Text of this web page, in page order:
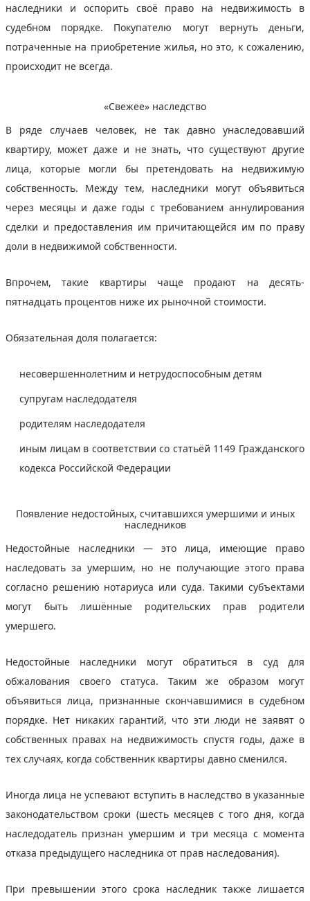
наследники и оспорить своё право на недвижимость в
судебном порядке. Покупателю могут вернуть деньги,
потраченные на приобретение жилья, но это, к сожалению,
происходит не всегда.
«Свежее» наследство
В ряде случаев человек, не так давно унаследовавший
квартиру, может даже и не знать, что существуют другие
лица, которые могли бы претендовать на недвижимую
собственность. Между тем, наследники могут объявиться
через месяцы и даже годы с требованием аннулирования
сделки и предоставления им причитающейся им по праву
доли в недвижимой собственности.
Впрочем, такие квартиры чаще продают на десять-
пятнадцать процентов ниже их рыночной стоимости.
Обязательная доля полагается:
несовершеннолетним и нетрудоспособным детям
супругам наследодателя
родителям наследодателя
иным лицам в соответствии со статьёй 1149 Гражданского
кодекса Российской Федерации
Появление недостойных, считавшихся умершими и иных
наследников
Недостойные наследники — это лица, имеющие право
наследовать за умершим, но не получающие этого права
согласно решению нотариуса или суда. Такими субъектами
могут быть лишённые родительских прав родители
умершего.
Недостойные наследники могут обратиться в суд для
обжалования своего статуса. Таким же образом могут
объявиться лица, признанные скончавшимися в судебном
порядке. Нет никаких гарантий, что эти люди не заявят о
собственных правах на недвижимость спустя годы, даже в
тех случаях, когда собственник квартиры давно сменился.
Иногда лица не успевают вступить в наследство в указанные
законодательством сроки (шесть месяцев с того дня, когда
наследодатель признан умершим и три месяца с момента
отказа предыдущего наследника от прав наследования).
При превышении этого срока наследник также лишается